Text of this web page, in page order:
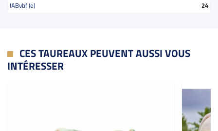
IABvbf (e)
24
CES TAUREAUX PEUVENT AUSSI VOUS
INTÉRESSER